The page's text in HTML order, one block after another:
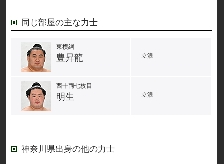
同じ部屋の主な力士
東横綱
豊昇龍 立浪
西十両七枚目
明生 立浪
神奈川県出身の他の力士